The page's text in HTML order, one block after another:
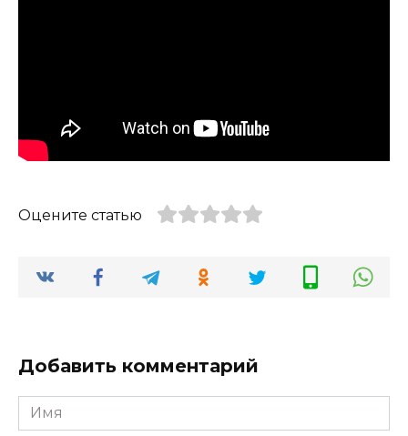
Оцените статью
Добавить комментарий
Имя
*